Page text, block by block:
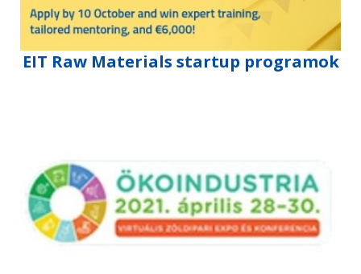
EIT Raw Materials startup programok